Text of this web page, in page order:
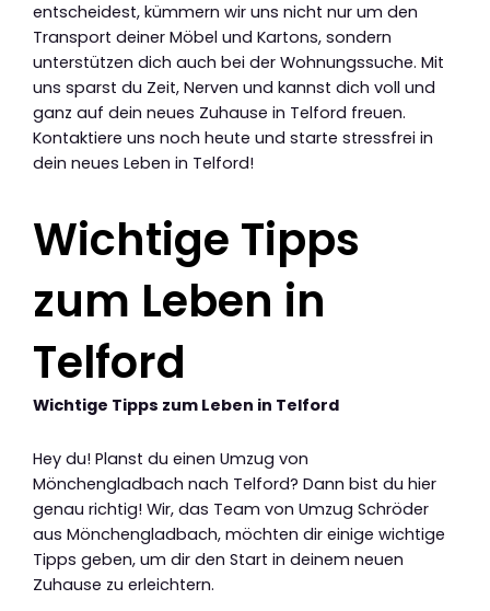
entscheidest, kümmern wir uns nicht nur um den
Transport deiner Möbel und Kartons, sondern
unterstützen dich auch bei der Wohnungssuche. Mit
uns sparst du Zeit, Nerven und kannst dich voll und
ganz auf dein neues Zuhause in Telford freuen.
Kontaktiere uns noch heute und starte stressfrei in
dein neues Leben in Telford!
Wichtige Tipps
zum Leben in
Telford
Wichtige Tipps zum Leben in Telford
Hey du! Planst du einen Umzug von
Mönchengladbach nach Telford? Dann bist du hier
genau richtig! Wir, das Team von Umzug Schröder
aus Mönchengladbach, möchten dir einige wichtige
Tipps geben, um dir den Start in deinem neuen
Zuhause zu erleichtern.